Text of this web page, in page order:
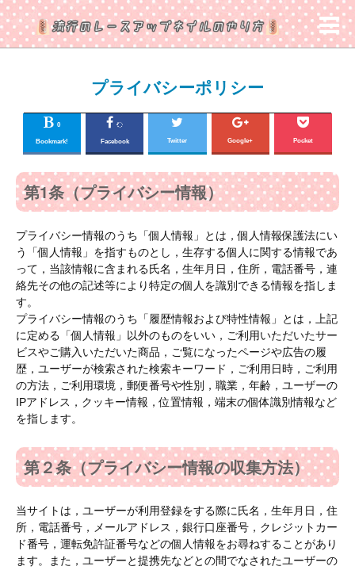
プライバシーポリシー
0
Bookmark! Facebook Twitter Google+ Pocket
第1条（プライバシー情報）
プライバシー情報のうち「個人情報」とは，個人情報保護法にい
う「個人情報」を指すものとし，生存する個人に関する情報であ
って，当該情報に含まれる氏名，生年月日，住所，電話番号，連
絡先その他の記述等により特定の個人を識別できる情報を指しま
す。
プライバシー情報のうち「履歴情報および特性情報」とは，上記
に定める「個人情報」以外のものをいい，ご利用いただいたサー
ビスやご購入いただいた商品，ご覧になったページや広告の履
歴，ユーザーが検索された検索キーワード，ご利用日時，ご利用
の方法，ご利用環境，郵便番号や性別，職業，年齢，ユーザーの
IPアドレス，クッキー情報，位置情報，端末の個体識別情報など
を指します。
第２条（プライバシー情報の収集方法）
当サイトは，ユーザーが利用登録をする際に氏名，生年月日，住
所，電話番号，メールアドレス，銀行口座番号，クレジットカー
ド番号，運転免許証番号などの個人情報をお尋ねすることがあり
ます。また，ユーザーと提携先などとの間でなされたユーザーの